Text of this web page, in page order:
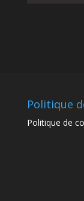
Politique
Politique de